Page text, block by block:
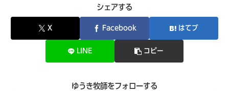
シェアする
X Facebook はてブ
LINE コピー
ゆうき牧師をフォローする